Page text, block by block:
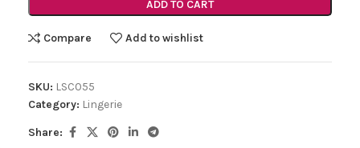
ADD TO CART
Compare Add to wishlist
SKU: LSC055
Category: Lingerie
Share: